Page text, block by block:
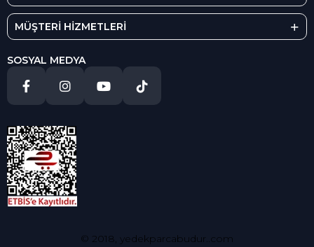
MÜŞTERİ HİZMETLERİ
SOSYAL MEDYA
© 2018, yedekparcabudur..com